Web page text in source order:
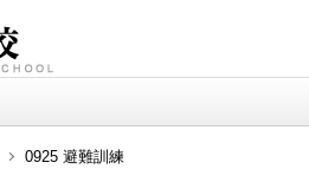
0925 避難訓練